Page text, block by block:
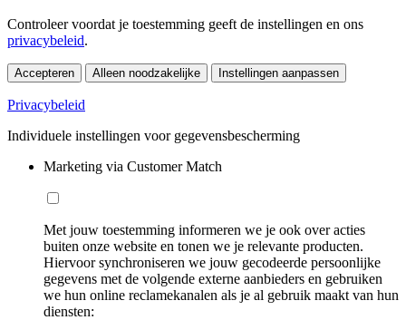
Controleer voordat je toestemming geeft de instellingen en ons
privacybeleid.
Accepteren Alleen noodzakelijke Instellingen aanpassen
Privacybeleid
Individuele instellingen voor gegevensbescherming
Marketing via Customer Match
Met jouw toestemming informeren we je ook over acties
buiten onze website en tonen we je relevante producten.
Hiervoor synchroniseren we jouw gecodeerde persoonlijke
gegevens met de volgende externe aanbieders en gebruiken
we hun online reclamekanalen als je al gebruik maakt van hun
diensten: